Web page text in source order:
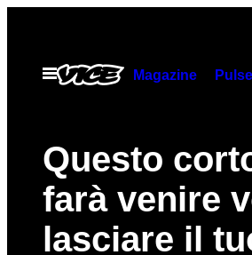
contenuto
Apri
Magazine Pulse
Questo
farà venire
lasciare il